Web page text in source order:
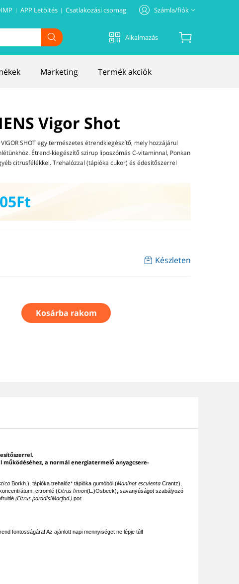
| APP Letöltés | Csatlakozási csomag Számla/fiók
Termék tiens !Alkalmazás
Marketing Termék akciók
Vigor Shot
VIGOR SHOT egy természetes étrendkiegészítő, mely hozzájárul
Étrend-kiegészítő szirup liposzómás C-vitaminnal, Ponkan
citrusfélékkel. Trehalózzal (tápióka cukor) és édesítőszerrel
Készleten
Kosárba rakom
a normál energiatermelő anyagcsere-
Borkh.), tápióka trehalóz* tápióka gumóból (Manihot esculenta Crantz),
citromlé (Citrus limon(L.)Osbeck), savanyúságot szabályozó
(Citrus paradisiMacfad.) por.
fontosságára! Az ajánlott napi mennyiséget ne lépje túl!